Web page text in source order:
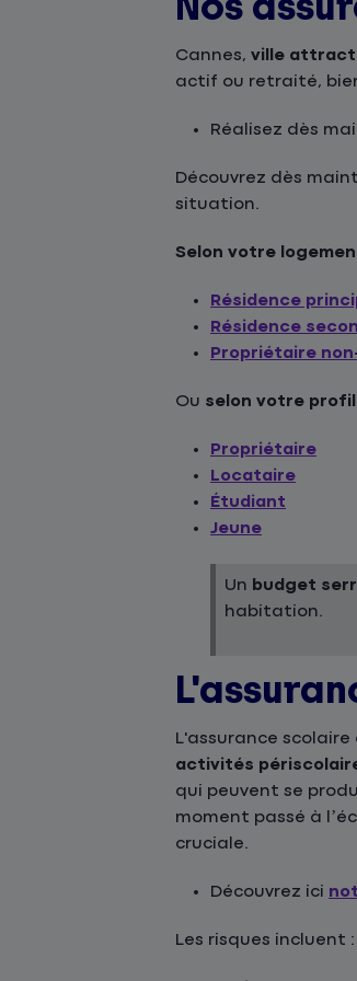
Cannes, ville
actif ou retraité,
Réalisez dès
Découvrez dès
situation.
Selon votre
Résidence
Résidence
Propriétaire
Ou selon votre profil
Propriétaire
Locataire
Étudiant
Jeune
Un budget
habitation.
L'assurance
activités
qui peuvent se
moment passé à
cruciale.
Découvrez ici
Les risques incluent :